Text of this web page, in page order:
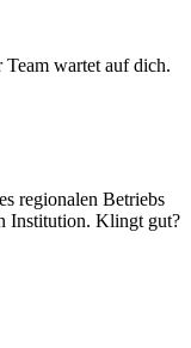
Team wartet auf dich.
regionalen Betriebs
Institution. Klingt gut?